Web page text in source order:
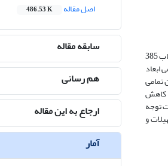
گسترش مدرنیته و جهانی‌شدن، به تنوع منابع هویت‌ساز و بازاندیشی در هویت‌های پیشین در بین زنان منجر شده است. روش این پژوهش، پیمایش و داده‌های تحقیق، با انتخاب 385
ابعاد
تمامی
کاهش
توجه
و
اصل مقاله
486.53 K
سابقه مقاله
هم رسانی
ارجاع به این مقاله
آمار